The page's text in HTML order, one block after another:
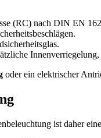
(RC) nach DIN EN
oder ein elektrischer
ist daher